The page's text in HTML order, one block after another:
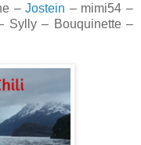
–Jostein – mimi54 –
Sylly – Bouquinette –